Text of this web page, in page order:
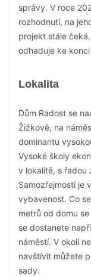
správy. V roce
rozhodnutí, na
projekt stále
odhaduje ke
Lokalita
Dům Radost se
Žižkově, na
dominantu
Vysoké školy
v lokalitě, s řadou
Samozřejmostí je
vybavenost. Co
metrů od domu
se dostanete
náměstí. V okolí
navštívit můžete
sady.